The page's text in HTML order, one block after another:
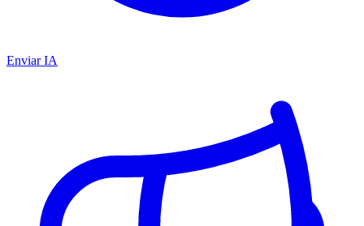
Enviar IA